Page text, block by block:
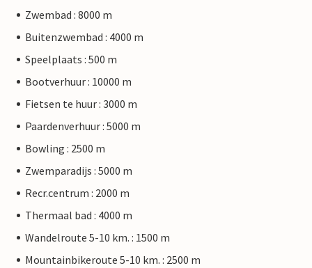
Zwembad : 8000 m
Buitenzwembad : 4000 m
Speelplaats : 500 m
Bootverhuur : 10000 m
Fietsen te huur : 3000 m
Paardenverhuur : 5000 m
Bowling : 2500 m
Zwemparadijs : 5000 m
Recr.centrum : 2000 m
Thermaal bad : 4000 m
Wandelroute 5-10 km. : 1500 m
Mountainbikeroute 5-10 km. : 2500 m